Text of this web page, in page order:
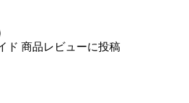
ド 商品レビューに投稿